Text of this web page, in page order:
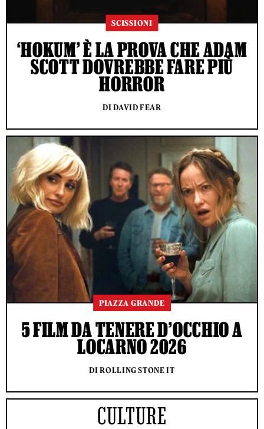
SCISSIONI
‘HOKUM’ È LA PROVA CHE ADAM
SCOTT DOVREBBE FARE PIÙ
HORROR
DI DAVID FEAR
PIAZZA GRANDE
5 FILM DA TENERE D’OCCHIO A
LOCARNO 2026
DI ROLLING STONE IT
CULTURE